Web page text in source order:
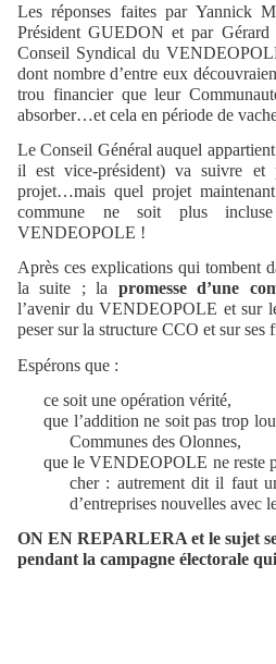
Les réponses faites par Yannick
Président GUEDON et par
Conseil Syndical du
dont nombre d’entre eux
trou financier que leur
absorber…et cela en période de
Le Conseil Général auquel
il est vice-président) va suivre et
projet…mais quel projet
commune ne soit plus
VENDEOPOLE !
Après ces explications qui tombent
la suite ; la promesse d’une
l’avenir du VENDEOPOLE et sur
peser sur la structure CCO et sur ses
Espérons que :
ce soit une opération vérité,
que l’addition ne soit pas trop
Communes des Olonnes,
que le VENDEOPOLE ne reste
cher : autrement dit il faut
d’entreprises nouvelles avec
ON EN REPARLERA et le sujet
pendant la campagne électorale